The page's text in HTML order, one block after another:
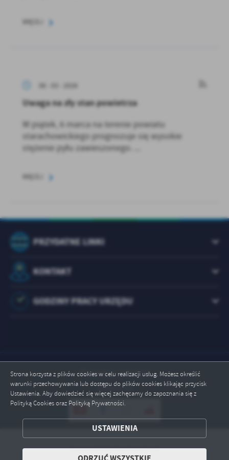
Strona korzysta z plików cookies w celu realizacji usług. Możesz określić
warunki przechowywania lub dostępu do plików cookies klikając przycisk
Ustawienia. Aby dowiedzieć się więcej zachęcamy do zapoznania się z
Polityką Cookies oraz Polityką Prywatności.
USTAWIENIA
ZAPISZ WYBRANE
06 - 03 - 2026
Uwaga na zły stan powietrza
W piątek, 6 marca na terenie powiatu
starachowickiego prognozuje się wysokie
stężenie pyłu zawieszonego. ...
PRZYDATNE LINKI
KONTAKT
GODZINY PRACY URZĘDU
Odwiedzin: 1074190
Online: 10
Copyright by brody.info.pl